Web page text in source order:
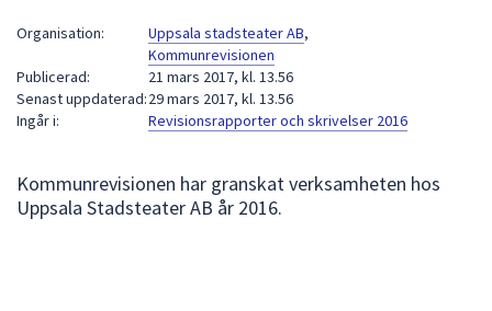
Använd
att
Organisation: Uppsala stadsteater AB,
Kommunrevisionen
Publicerad:
21 mars 2017, kl. 13.56
Senast uppdaterad:29 mars 2017, kl. 13.56
Ingår i:
Revisionsrapporter och skrivelser 2016
Kommunrevisionen har granskat verksamheten hos
Uppsala Stadsteater AB år 2016.